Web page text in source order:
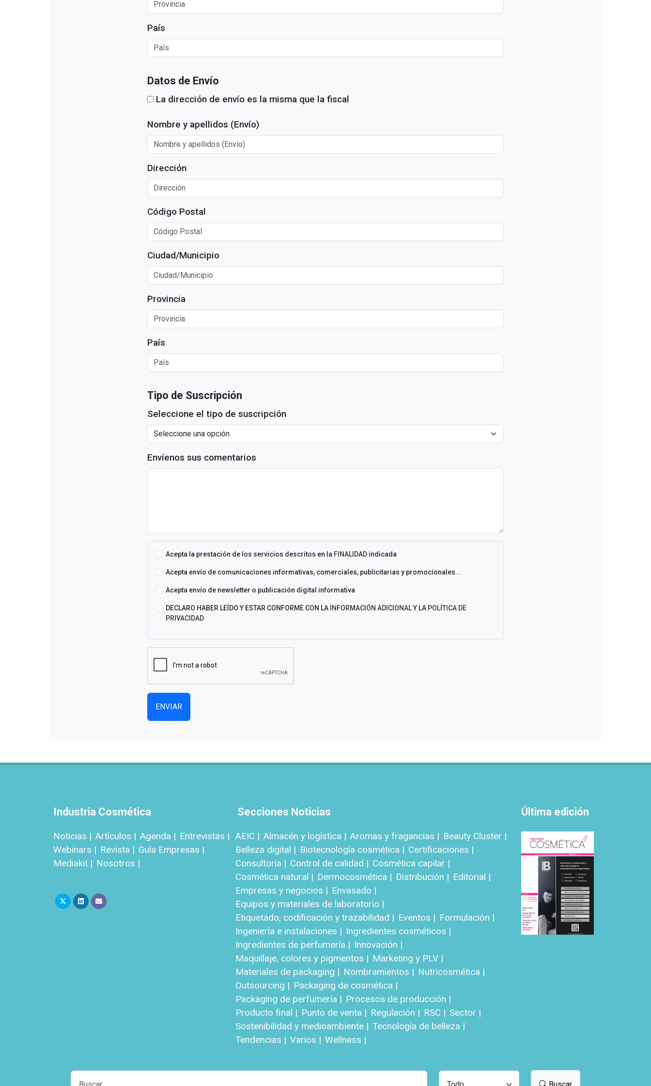
País
Datos de Envío
La dirección de envío es la misma que la fiscal
Nombre y apellidos (Envío)
Dirección
Código Postal
Ciudad/Municipio
Provincia
País
Tipo de Suscripción
Seleccione el tipo de suscripción
Envíenos sus comentarios
Acepta la prestación de los servicios descritos en la FINALIDAD indicada
Acepta envío de comunicaciones informativas, comerciales, publicitarias y promocionales...
Acepta envío de newsletter o publicación digital informativa
DECLARO HABER LEÍDO Y ESTAR CONFORME CON LA INFORMACIÓN ADICIONALY LA POLÍTICA DE
PRIVACIDAD
ENVIAR
Industria Cosmética
Noticias | Artículos | Agenda | Entrevistas |
Webinars | Revista | Guía Empresas |
Mediakit | Nosotros |
Secciones Noticias
AEIC | Almacén y logística | Aromas y fragancias | Beauty Cluster |
Belleza digital | Biotecnología cosmética | Certificaciones |
Consultoría | Control de calidad | Cosmética capilar |
Cosmética natural | Dermocosmética | Distribución | Editorial |
Empresas y negocios | Envasado |
Equipos y materiales de laboratorio |
Etiquetado, codificación y trazabilidad | Eventos | Formulación |
Ingeniería e instalaciones | Ingredientes cosméticos |
Ingredientes de perfumería | Innovación |
Maquillaje, colores y pigmentos | Marketing y PLV |
Materiales de packaging | Nombramientos | Nutricosmética |
Outsourcing | Packaging de cosmética |
Packaging de perfumería | Procesos de producción |
Producto final | Punto de venta | Regulación | RSC | Sector |
Sostenibilidad y medioambiente | Tecnología de belleza |
Tendencias | Varios | Wellness |
Última edición